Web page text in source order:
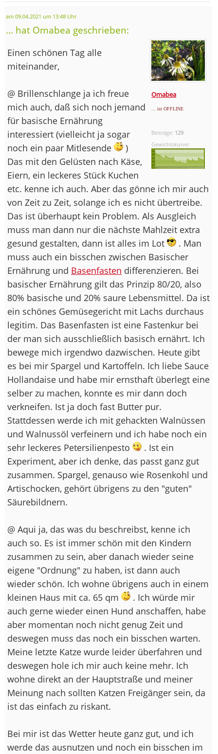
am 09.04.2021 um 13:48 Uhr
... hat Omabea geschrieben:
Omabea
... ist OFFLINE
Beiträge: 129
Gewichtskurve:
Einen schönen Tag alle
miteinander,
@ Brillenschlange ja ich freue
mich auch, daß sich noch jemand
für basische Ernährung
interessiert (vielleicht ja sogar
noch ein paar Mitlesende
)
Das mit den Gelüsten nach Käse,
Eiern, ein leckeres Stück Kuchen
etc. kenne ich auch. Aber das gönne ich mir auch
von Zeit zu Zeit, solange ich es nicht übertreibe.
Das ist überhaupt kein Problem. Als Ausgleich
muss man dann nur die nächste Mahlzeit extra
gesund gestalten, dann ist alles im Lot
. Man
muss auch ein bisschen zwischen Basischer
Ernährung und Basenfasten differenzieren. Bei
basischer Ernährung gilt das Prinzip 80/20, also
80% basische und 20% saure Lebensmittel. Da ist
ein schönes Gemüsegericht mit Lachs durchaus
legitim. Das Basenfasten ist eine Fastenkur bei
der man sich ausschließlich basisch ernährt. Ich
bewege mich irgendwo dazwischen. Heute gibt
es bei mir Spargel und Kartoffeln. Ich liebe Sauce
Hollandaise und habe mir ernsthaft überlegt eine
selber zu machen, konnte es mir dann doch
verkneifen. Ist ja doch fast Butter pur.
Stattdessen werde ich mit gehackten Walnüssen
und Walnussöl verfeinern und ich habe noch ein
sehr leckeres Petersilienpesto
. Ist ein
Experiment, aber ich denke, das passt ganz gut
zusammen. Spargel, genauso wie Rosenkohl und
Artischocken, gehört übrigens zu den "guten"
Säurebildnern.
@ Aqui ja, das was du beschreibst, kenne ich
auch so. Es ist immer schön mit den Kindern
zusammen zu sein, aber danach wieder seine
eigene "Ordnung" zu haben, ist dann auch
wieder schön. Ich wohne übrigens auch in einem
kleinen Haus mit ca. 65 qm
. Ich würde mir
auch gerne wieder einen Hund anschaffen, habe
aber momentan noch nicht genug Zeit und
deswegen muss das noch ein bisschen warten.
Meine letzte Katze wurde leider überfahren und
deswegen hole ich mir auch keine mehr. Ich
wohne direkt an der Hauptstraße und meiner
Meinung nach sollten Katzen Freigänger sein, da
ist das einfach zu riskant.
Bei mir ist das Wetter heute ganz gut, und ich
werde das ausnutzen und noch ein bisschen im